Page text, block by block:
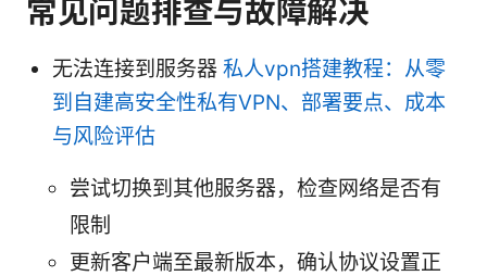
常见问题排查与故障解决
无法连接到服务器 私人vpn搭建教程：从零
到自建高安全性私有VPN、部署要点、成本
与风险评估
尝试切换到其他服务器，检查网络是否有
限制
更新客户端至最新版本，确认协议设置正